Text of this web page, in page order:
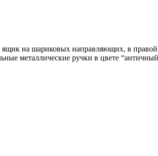
на шариковых направляющих, в
металлические ручки в цвете